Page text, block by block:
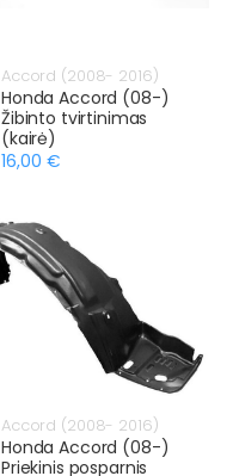
Accord (2008- 2016)
Honda Accord (08-)
Žibinto tvirtinimas
(kairė)
16,00 €
Accord (2008- 2016)
Honda Accord (08-)
Priekinis posparnis